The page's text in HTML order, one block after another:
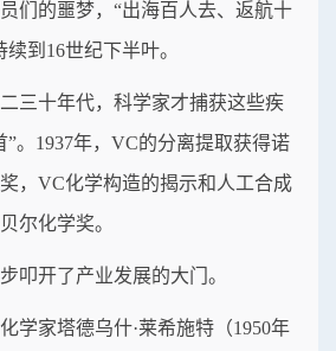
们的噩梦，“出海百人去、返航十
到16世纪下半叶。
三十年代，科学家才捕获这些疾
”。1937年，VC的分离提取获得诺
，VC化学构造的揭示和人工合成
尔化学奖。
叩开了产业发展的大门。
学家塔德乌什·莱希施特（1950年